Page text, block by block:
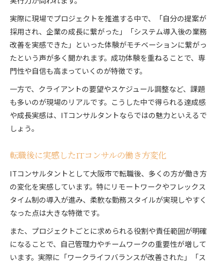
実際に現場でプロジェクトを推進する中で、「自分の提案が
採用され、企業の成長に繋がった」「システム導入後の業務
改善を実感できた」といった体験がモチベーションに繋がっ
たという声が多く聞かれます。成功体験を重ねることで、専
門性や自信も高まっていくのが特徴です。
一方で、クライアントの要望やスケジュール調整など、課題
も多いのが現場のリアルです。こうした中で得られる達成感
や成長実感は、ITコンサルタントならではの魅力といえるで
しょう。
転職後に実感したITコンサルの働き方変化
ITコンサルタントとして大阪市で転職後、多くの方が働き方
の変化を実感しています。特にリモートワークやフレックス
タイム制の導入が進み、柔軟な勤務スタイルが実現しやすく
なった点は大きな特徴です。
また、プロジェクトごとに求められる役割や責任範囲が明確
になることで、自己管理力やチームワークの重要性が増して
います。実際に「ワークライフバランスが改善された」「ス